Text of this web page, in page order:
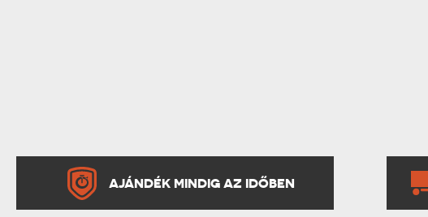
AJÁNDÉK MINDIG AZ IDŐBEN